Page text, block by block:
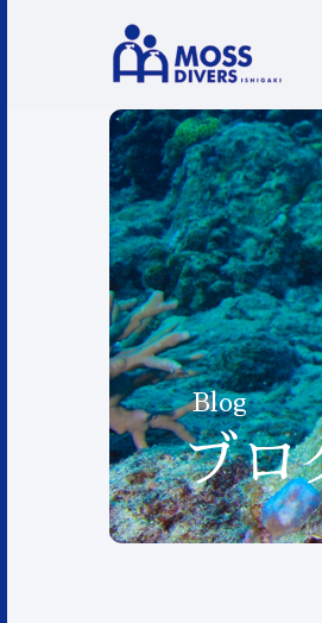
Blog
ブロ